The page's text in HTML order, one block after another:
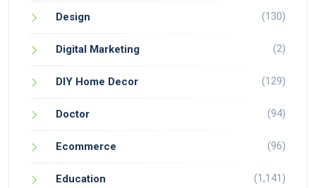
Design (130)
Digital Marketing (2)
DIY Home Decor (129)
Doctor (94)
Ecommerce (96)
Education (1,141)